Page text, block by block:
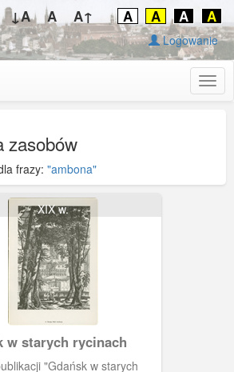
↓A A A↑ A A A A
Logowanie
zasobów
frazy: "ambona"
XIX w.
w starych rycinach